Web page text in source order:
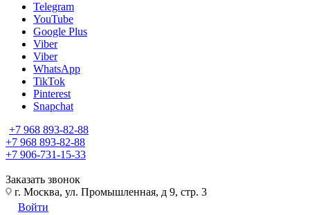
Telegram
YouTube
Google Plus
Viber
Viber
WhatsApp
TikTok
Pinterest
Snapchat
+7 968 893-82-88
+7 968 893-82-88
+7 906-731-15-33
Заказать звонок
г. Москва, ул. Промышленная, д 9, стр. 3
Войти